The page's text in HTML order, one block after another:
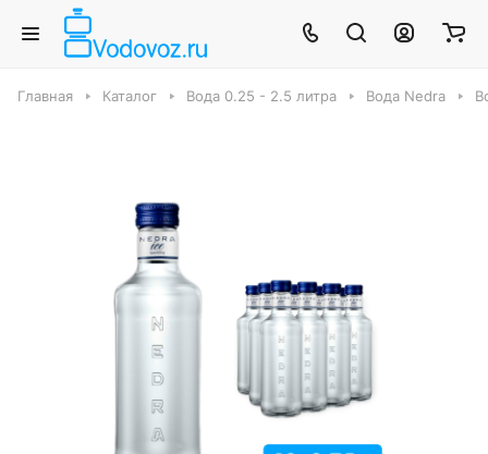
Главная Каталог Вода 0.25 - 2.5 литра Вода Nedra